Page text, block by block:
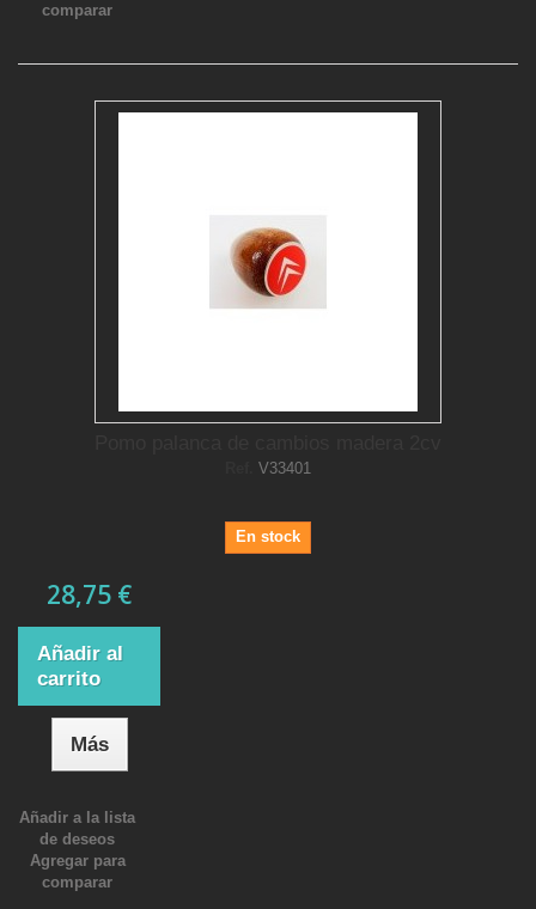
comparar
V33401
En stock
28,75 €
Añadir al
carrito
Más
Añadir a la lista
de deseos
Agregar para
comparar